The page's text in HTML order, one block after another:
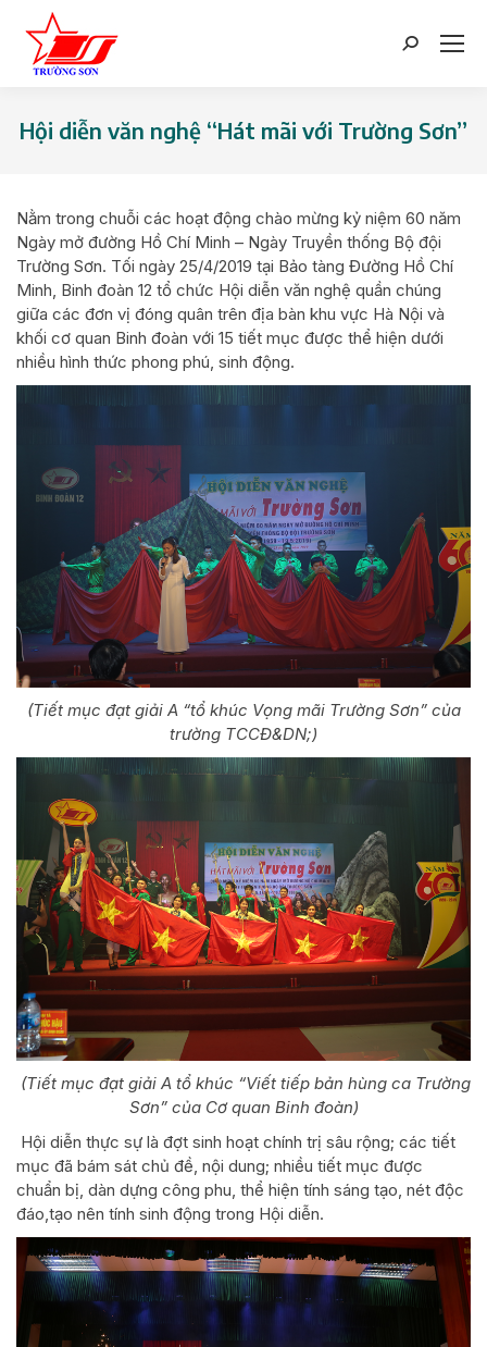
Search:
Hội diễn văn nghệ “Hát mãi với Trường Sơn”
Nằm trong chuỗi các hoạt động chào mừng kỷ niệm 60 năm
Ngày mở đường Hồ Chí Minh – Ngày Truyền thống Bộ đội
Trường Sơn. Tối ngày 25/4/2019 tại Bảo tàng Đường Hồ Chí
Minh, Binh đoàn 12 tổ chức Hội diễn văn nghệ quần chúng
giữa các đơn vị đóng quân trên địa bàn khu vực Hà Nội và
khối cơ quan Binh đoàn với 15 tiết mục được thể hiện dưới
nhiều hình thức phong phú, sinh động.
(Tiết mục đạt giải A “tổ khúc Vọng mãi Trường Sơn” của
trường TCCĐ&DN;)
(Tiết mục đạt giải A tổ khúc “Viết tiếp bản hùng ca Trường
Sơn” của Cơ quan Binh đoàn)
Hội diễn thực sự là đợt sinh hoạt chính trị sâu rộng; các tiết
mục đã bám sát chủ đề, nội dung; nhiều tiết mục được
chuẩn bị, dàn dựng công phu, thể hiện tính sáng tạo, nét độc
đáo,tạo nên tính sinh động trong Hội diễn.